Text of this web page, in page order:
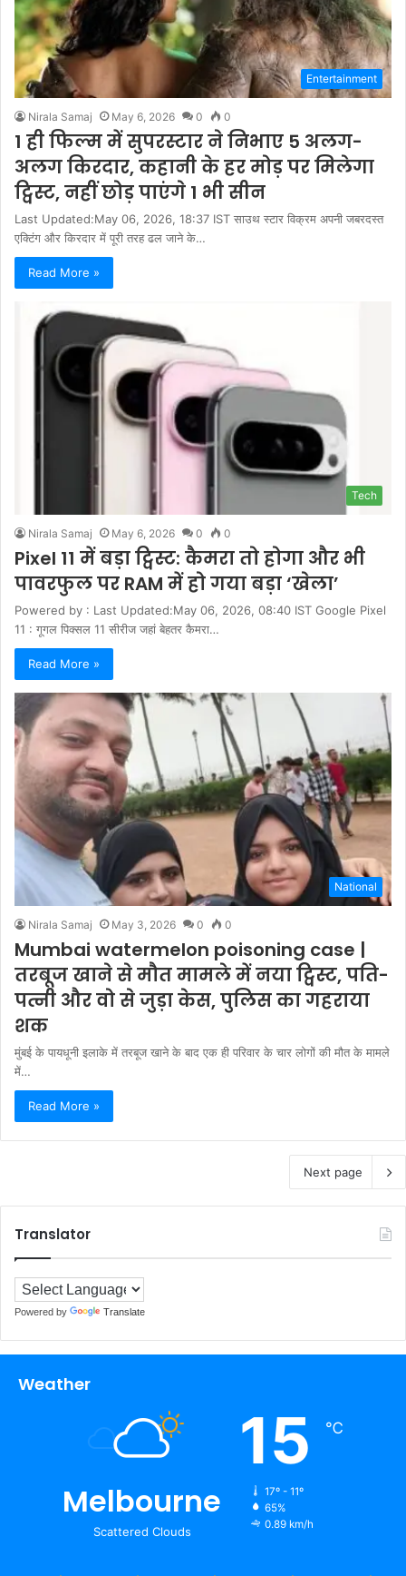
Entertainment
Nirala Samaj May 6, 2026 0 0
1 ही फिल्म में सुपरस्टार ने निभाए 5 अलग-
अलग किरदार, कहानी के हर मोड़ पर मिलेगा
ट्विस्ट, नहीं छोड़ पाएंगे 1 भी सीन
Last Updated:May 06, 2026, 18:37 IST साउथ स्टार विक्रम अपनी जबरदस्त
एक्टिंग और किरदार में पूरी तरह ढल जाने के…
Read More »
Tech
Nirala Samaj May 6, 2026 0 0
Pixel 11 में बड़ा ट्विस्ट: कैमरा तो होगा और भी
पावरफुल पर RAM में हो गया बड़ा ‘खेला’
Powered by : Last Updated:May 06, 2026, 08:40 IST Google Pixel
11 : गूगल पिक्‍सल 11 सीरीज जहां बेहतर कैमरा…
Read More »
National
Nirala Samaj May 3, 2026 0 0
Mumbai watermelon poisoning case |
तरबूज खाने से मौत मामले में नया ट्विस्ट, पति-
पत्नी और वो से जुड़ा केस, पुलिस का गहराया
शक
मुंबई के पायधूनी इलाके में तरबूज खाने के बाद एक ही परिवार के चार लोगों की मौत के मामले
में…
Read More »
Next page
Translator
Powered by Translate
Weather
Melbourne
Scattered Clouds
15 ℃
17º - 11º
65%
0.89 km/h